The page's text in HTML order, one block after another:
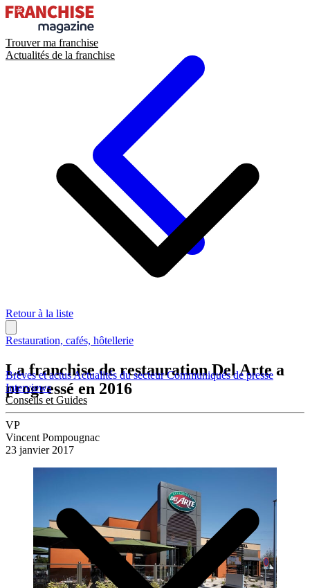
Trouver ma franchise
Actualités de la franchise
Brèves et actusActualités du secteurCommuniqués de presse
Interviews
Conseils et Guides
Retour à la liste
Restauration, cafés, hôtellerie
La franchise de restauration Del Arte a
progressé en 2016
VP
Vincent Pompougnac
23 janvier 2017